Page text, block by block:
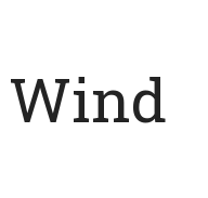
Wind